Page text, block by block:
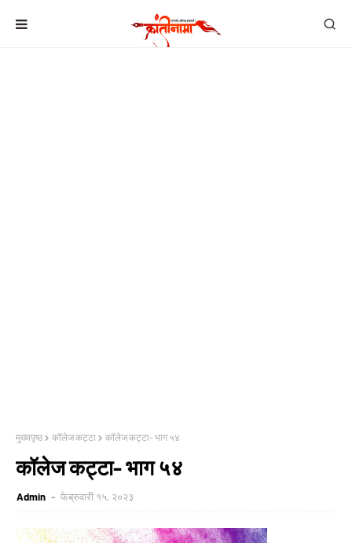
मुख्यपृष्ठ कॉलेज कट्टा कॉलेज कट्टा- भाग ५४
कॉलेज कट्टा- भाग ५४
Admin फेब्रुवारी १५, २०२३